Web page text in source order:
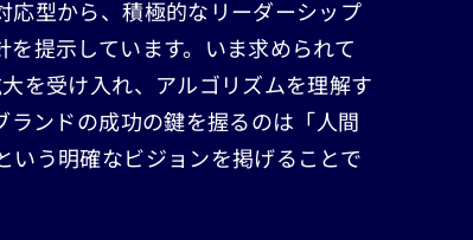
応型から、積極的なリーダーシップ
提示しています。いま求められて
を受け入れ、アルゴリズムを理解す
ランドの成功の鍵を握るのは「人間
いう明確なビジョンを掲げることで